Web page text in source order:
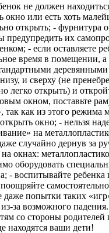
не должен
окно или есть хоть
открыть; -
предупредить их
- если оставляете
время в помещении, а
и сверху (не
легко открыть) и
окном, поставьте
так как из этого режима
окно; - нельзя
на
случайно дернув за
окнах:
оборудовать
- воспитывайте ребенка
даже попытки таких
за возможного
со стороны
находятся ваши дети!